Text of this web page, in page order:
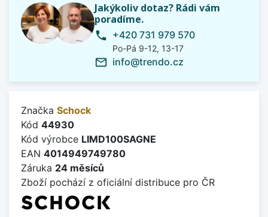
Jakýkoliv dotaz? Rádi vám
poradíme.
phone +420 731 979 570
Po-Pá 9-12, 13-17
mail_outline info@trendo.cz
Značka Schock
Kód 44930
Kód výrobce LIMD100SAGNE
EAN 4014949749780
Záruka 24 měsíců
Zboží pochází z oficiální distribuce pro ČR